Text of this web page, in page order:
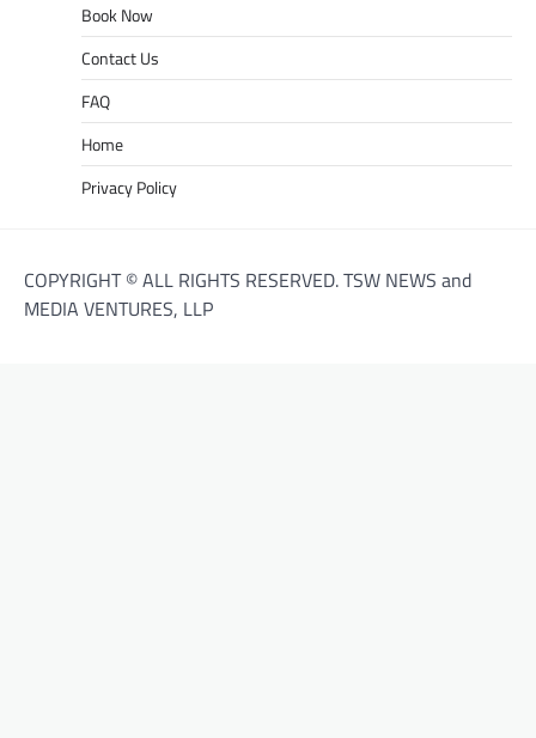
Book Now
Contact Us
FAQ
Home
Privacy Policy
COPYRIGHT © ALL RIGHTS RESERVED. TSW NEWS and
MEDIA VENTURES, LLP